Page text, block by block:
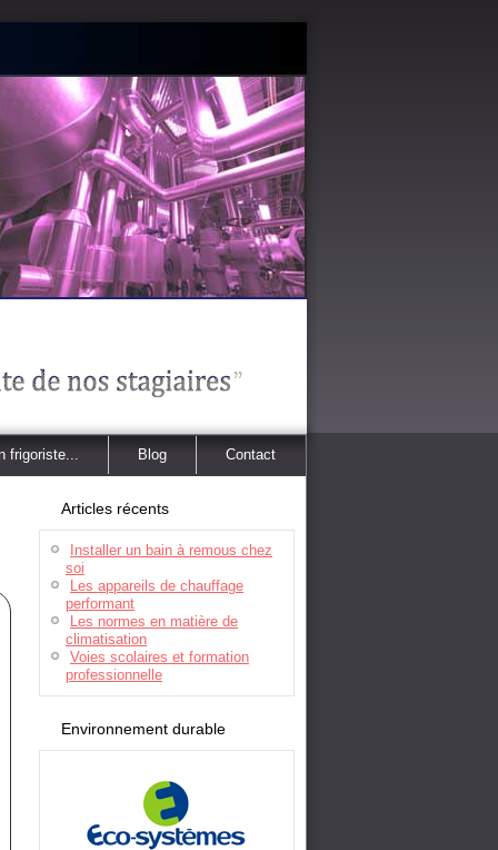
frigoriste... Blog Contact
Articles récents
Installer un bain à remous chez
soi
Les appareils de chauffage
performant
Les normes en matière de
climatisation
Voies scolaires et formation
professionnelle
Environnement durable